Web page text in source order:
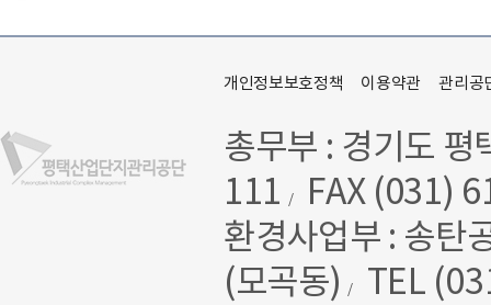
개인정보보호정책 이용약관 관리공
총무부 : 경기도
111 /
FAX (031)
환경사업부 : 송탄
(모곡동) /
TEL